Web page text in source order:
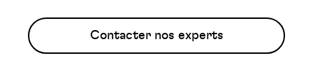
Contacter nos experts